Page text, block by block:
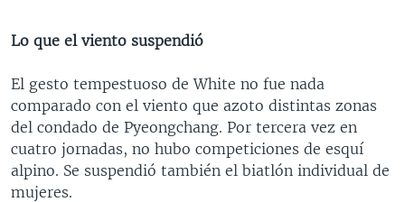
Lo que el viento suspendió
El gesto tempestuoso de White no fue nada
comparado con el viento que azoto distintas zonas
del condado de Pyeongchang. Por tercera vez en
cuatro jornadas, no hubo competiciones de esquí
alpino. Se suspendió también el biatlón individual de
mujeres.